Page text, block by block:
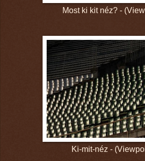
Most ki kit néz? -
Ki-mit-néz -